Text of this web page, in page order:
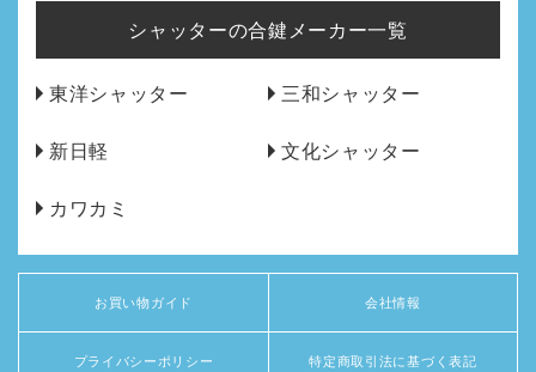
シャッターの合鍵メーカー一覧
東洋シャッター 三和シャッター
新日軽 文化シャッター
カワカミ
お買い物ガイド 会社情報
プライバシーポリシー 特定商取引法に基づく表記